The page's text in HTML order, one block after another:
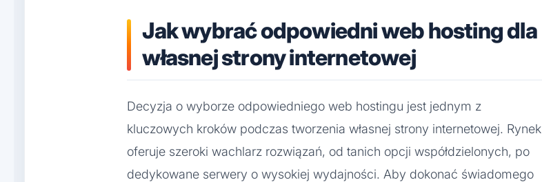
Jak wybrać odpowiedni web hosting dla
własnej strony internetowej
Decyzja o wyborze odpowiedniego web hostingu jest jednym z
kluczowych kroków podczas tworzenia własnej strony internetowej. Rynek
oferuje szeroki wachlarz rozwiązań, od tanich opcji współdzielonych, po
dedykowane serwery o wysokiej wydajności. Aby dokonać świadomego